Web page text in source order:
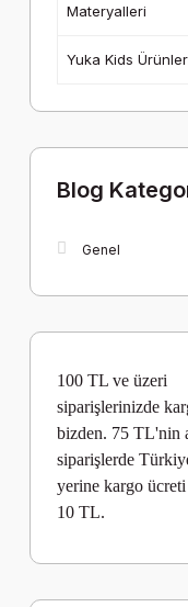
Materyalleri
Yuka Kids
Blog
Genel
100 TL ve üzeri
siparişlerinizde
bizden. 75 TL'nin
siparişlerde
yerine kargo ücreti
10 TL.